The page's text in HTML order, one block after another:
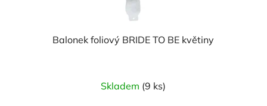
Balonek foliový BRIDE TO BE květiny
Skladem (9 ks)